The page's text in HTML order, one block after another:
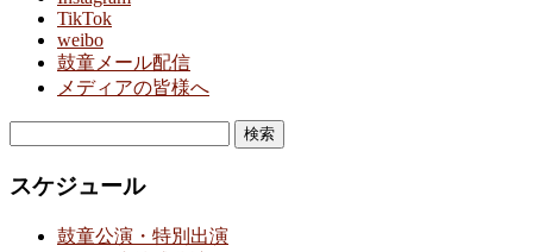
TikTok
weibo
鼓童メール配信
メディアの皆様へ
スケジュール
鼓童公演・特別出演